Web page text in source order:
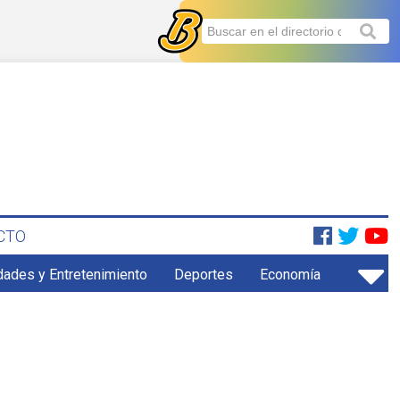
y Entretenimiento Deportes Economía